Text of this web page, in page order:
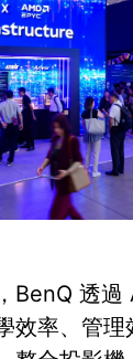
BenQ 透過
效率、管理